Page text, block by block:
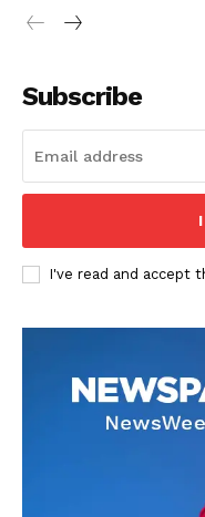
Subscribe
I've read and accept